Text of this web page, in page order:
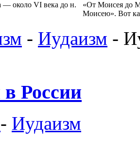
«От Моисея до
Моисею». Вот
- Иудаизм -
России
- Иудаизм